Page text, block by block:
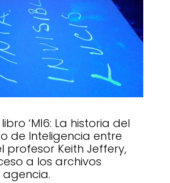
‘MI6: La historia del
de Inteligencia entre
profesor Keith Jeffery,
a los archivos